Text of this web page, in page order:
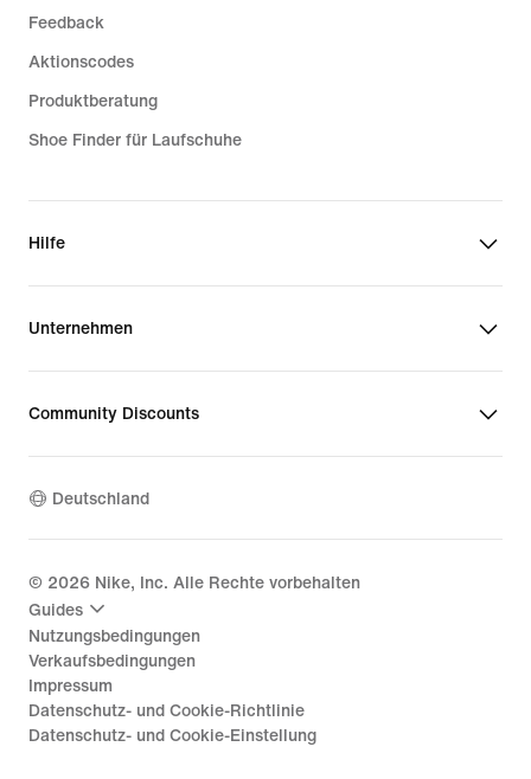
Feedback
Aktionscodes
Produktberatung
Shoe Finder für Laufschuhe
Hilfe
Unternehmen
Community Discounts
Deutschland
© 2026 Nike, Inc. Alle Rechte vorbehalten
Guides
Nutzungsbedingungen
Verkaufsbedingungen
Impressum
Datenschutz- und Cookie-Richtlinie
Datenschutz- und Cookie-Einstellung